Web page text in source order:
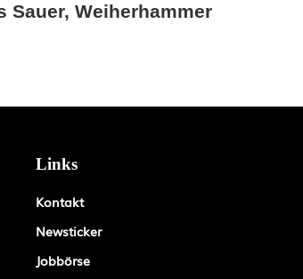
Sauer, Weiherhammer
Links
Kontakt
Newsticker
Jobbörse